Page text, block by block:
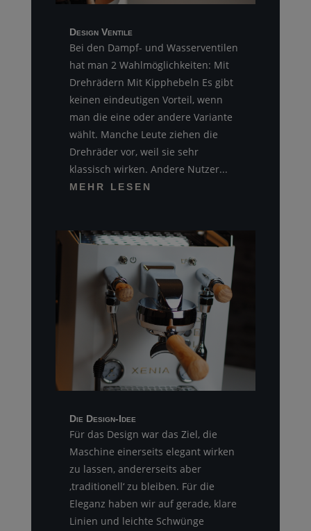
Design Ventile
Bei den Dampf- und Wasserventilen
hat man 2 Wahlmöglichkeiten: Mit
Drehrädern Mit Kipphebeln Es gibt
keinen eindeutigen Vorteil, wenn
man die eine oder andere Variante
wählt. Manche Leute ziehen die
Drehräder vor, weil sie sehr
klassisch wirken. Andere Nutzer...
MEHR LESEN
Die Design-Idee
Für das Design war das Ziel, die
Maschine einerseits elegant wirken
zu lassen, andererseits aber
‚traditionell‘ zu bleiben. Für die
Eleganz haben wir auf gerade, klare
Linien und leichte Schwünge